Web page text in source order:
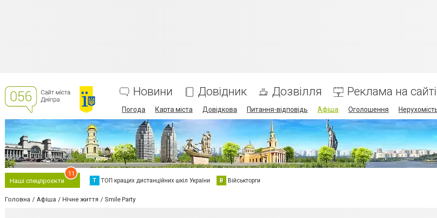
Новини Довідник Дозвілля Реклама на сайті
Погода Карта міста Довідкова Питання-відповідь Афіша Оголошення
Наші спецпроєкти
11
Т ТОП кращих дистанційних шкіл України В Військторги
Головна Афіша Нічне життя Smile Party